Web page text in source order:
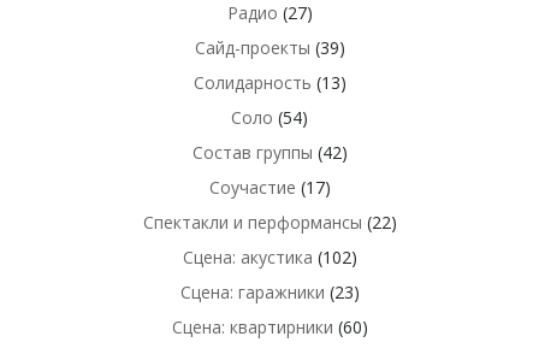
Радио (27)
Сайд-проекты (39)
Солидарность (13)
Соло (54)
Состав группы (42)
Соучастие (17)
Спектакли и перформансы (22)
Сцена: акустика (102)
Сцена: гаражники (23)
Сцена: квартирники (60)